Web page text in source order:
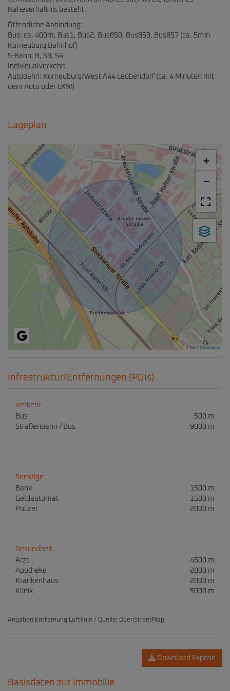
Naheverhältnis besteht.
Öffentliche Anbindung:
Bus: ca. 400m, Bus1, Bus2, Bus850, Bus853, Bus857 (ca. 5min
Korneuburg Bahnhof)
S-Bahn: R, S3, S4
Individualverkehr:
Autobahn: Korneuburg/West A44 Leobendorf (ca. 4 Minuten mit
dem Auto oder LKW)
Lageplan
+
−
Tiles ©basemap.at
Infrastruktur/Entfernungen (POIs)
Verkehr
Bus
500 m
Straßenbahn / Bus
9000 m
Sonstige
Bank
1500 m
Geldautomat
1500 m
Polizei
2000 m
Gesundheit
Arzt
4500 m
Apotheke
2000 m
Krankenhaus
2000 m
Klinik
5000 m
Angaben Entfernung Luftlinie / Quelle: OpenStreetMap
Download Expose
Basisdaten zur Immobilie